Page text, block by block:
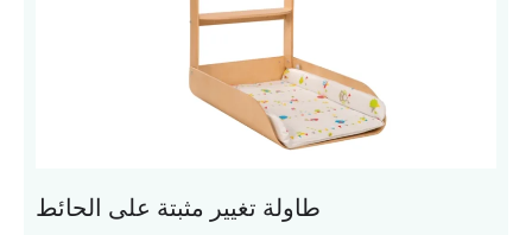
طاولة تغيير مثبتة على الحائط